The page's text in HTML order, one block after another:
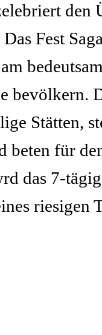
den
Fest
bevölkern.
Stätten,
beten für
das 7-
riesigen